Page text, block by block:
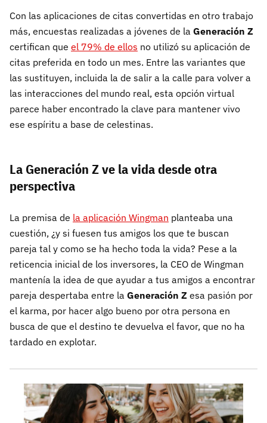
Con las aplicaciones de citas convertidas en otro trabajo
más, encuestas realizadas a jóvenes de la Generación Z
certifican que el 79% de ellos no utilizó su aplicación de
citas preferida en todo un mes. Entre las variantes que
las sustituyen, incluida la de salir a la calle para volver a
las interacciones del mundo real, esta opción virtual
parece haber encontrado la clave para mantener vivo
ese espíritu a base de celestinas.
La Generación Z ve la vida desde otra
perspectiva
La premisa de la aplicación Wingman planteaba una
cuestión, ¿y si fuesen tus amigos los que te buscan
pareja tal y como se ha hecho toda la vida? Pese a la
reticencia inicial de los inversores, la CEO de Wingman
mantenía la idea de que ayudar a tus amigos a encontrar
pareja despertaba entre la Generación Z esa pasión por
el karma, por hacer algo bueno por otra persona en
busca de que el destino te devuelva el favor, que no ha
tardado en explotar.